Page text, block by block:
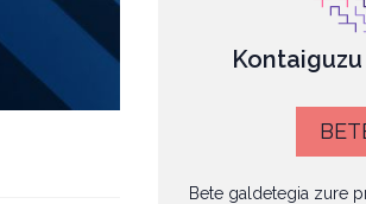
Bete galdetegia zure